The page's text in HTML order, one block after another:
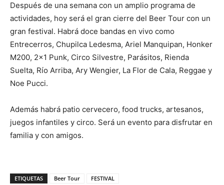
Después de una semana con un amplio programa de
actividades, hoy será el gran cierre del Beer Tour con un
gran festival. Habrá doce bandas en vivo como
Entrecerros, Chupilca Ledesma, Ariel Manquipan, Honker
M200, 2×1 Punk, Circo Silvestre, Parásitos, Rienda
Suelta, Río Arriba, Ary Wengier, La Flor de Cala, Reggae y
Noe Pucci.
Además habrá patio cervecero, food trucks, artesanos,
juegos infantiles y circo. Será un evento para disfrutar en
familia y con amigos.
ETIQUETAS Beer Tour FESTIVAL